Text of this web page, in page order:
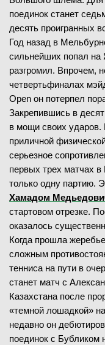
поединок станет
десять проигранных
Год назад в
сильнейших попал на
разгромил. Впрочем,
четвертьфиналах
Open он потерпел
Закрепившись в
в мощи своих ударов.
приличной
серьезное
первых трех матчах
только одну партию.
Хамадом
стартовом отрезке.
оказалось
Когда прошла
сложным
тенниса на пути в
станет матч с
Казахстана после
«темной лошадкой»
недавно он
поединок с Бубликом